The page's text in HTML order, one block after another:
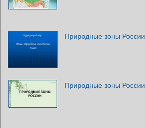
Природные зоны России
Природные зоны России